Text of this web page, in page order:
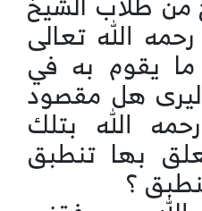
الله تعالى
يقوم به في
ليرى هل مقصود
الله بتلك
بها تنطبق
؟